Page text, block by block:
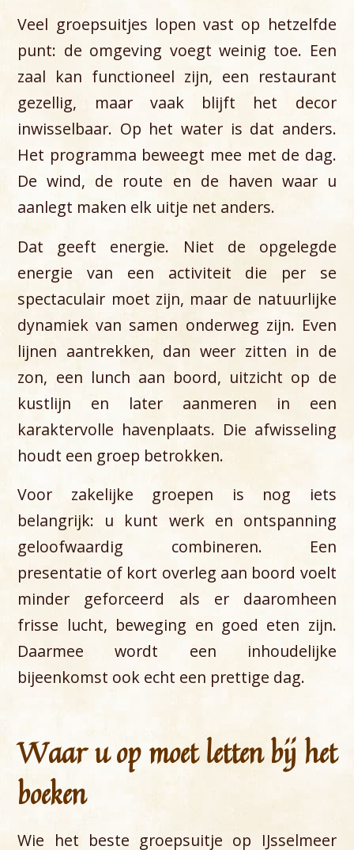
Veel groepsuitjes lopen vast op hetzelfde
punt: de omgeving voegt weinig toe. Een
zaal kan functioneel zijn, een restaurant
gezellig, maar vaak blijft het decor
inwisselbaar. Op het water is dat anders.
Het programma beweegt mee met de dag.
De wind, de route en de haven waar u
aanlegt maken elk uitje net anders.
Dat geeft energie. Niet de opgelegde
energie van een activiteit die per se
spectaculair moet zijn, maar de natuurlijke
dynamiek van samen onderweg zijn. Even
lijnen aantrekken, dan weer zitten in de
zon, een lunch aan boord, uitzicht op de
kustlijn en later aanmeren in een
karaktervolle havenplaats. Die afwisseling
houdt een groep betrokken.
Voor zakelijke groepen is nog iets
belangrijk: u kunt werk en ontspanning
geloofwaardig combineren. Een
presentatie of kort overleg aan boord voelt
minder geforceerd als er daaromheen
frisse lucht, beweging en goed eten zijn.
Daarmee wordt een inhoudelijke
bijeenkomst ook echt een prettige dag.
Waar u op moet letten bij het
boeken
Wie het beste groepsuitje op IJsselmeer